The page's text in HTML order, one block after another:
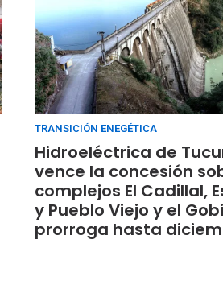
TRANSICIÓN ENEGÉTICA
Hidroeléctrica de
vence la concesión
complejos El Cadillal,
y Pueblo Viejo y el
prorroga hasta